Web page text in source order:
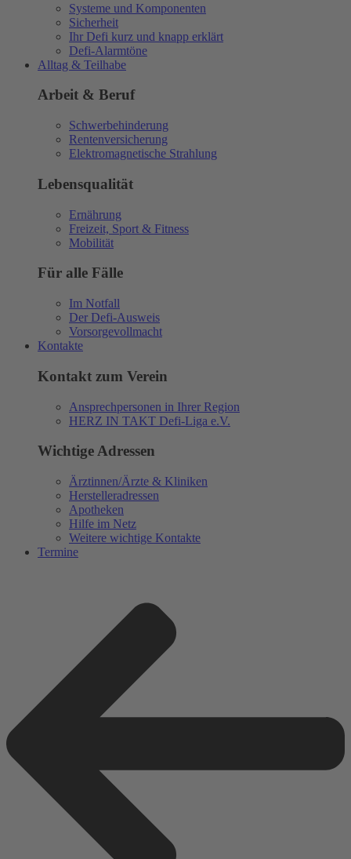
Systeme und Komponenten
Sicherheit
Ihr Defi kurz und knapp erklärt
Defi-Alarmtöne
Alltag & Teilhabe
Arbeit & Beruf
Schwerbehinderung
Rentenversicherung
Elektromagnetische Strahlung
Lebensqualität
Ernährung
Freizeit, Sport & Fitness
Mobilität
Für alle Fälle
Im Notfall
Der Defi-Ausweis
Vorsorgevollmacht
Kontakte
Kontakt zum Verein
Ansprechpersonen in Ihrer Region
HERZ IN TAKT Defi-Liga e.V.
Wichtige Adressen
Ärztinnen/Ärzte & Kliniken
Herstelleradressen
Apotheken
Hilfe im Netz
Weitere wichtige Kontakte
Termine